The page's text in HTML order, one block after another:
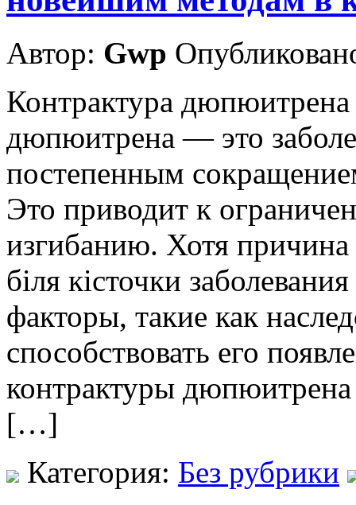
Автор: Gwp
Контрактура
дюпюитрена — это
постепенным
Это приводит к
изгибанию. Хотя причина
біля кісточки
факторы, такие как
способствовать его
контрактуры
[…]
Категория: Без рубрики